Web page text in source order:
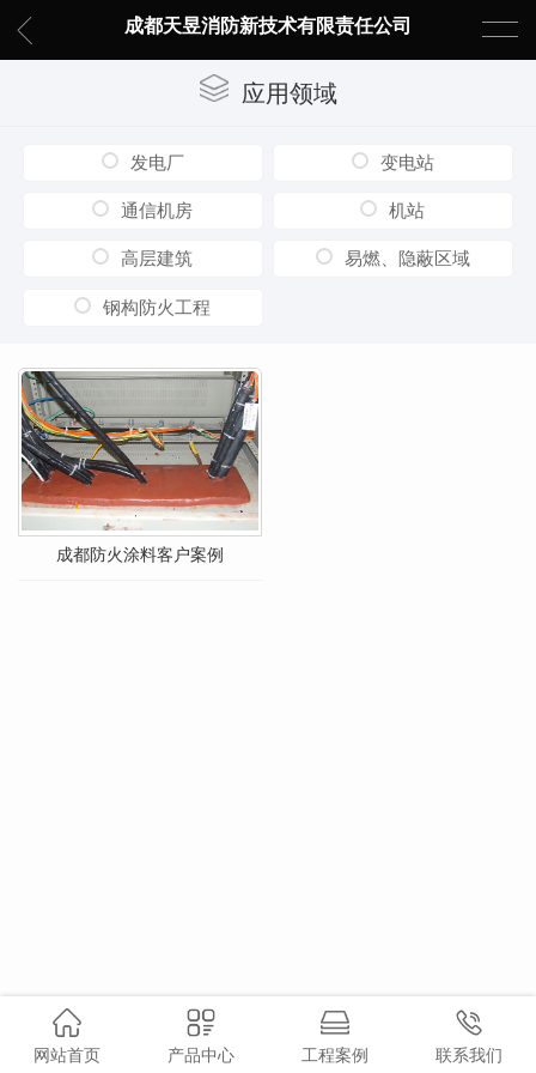
成都天昱消防新技术有限责任公司
应用领域
发电厂 变电站
通信机房 机站
高层建筑 易燃、隐蔽区域
钢构防火工程
成都防火涂料客户案例
网站首页 产品中心 工程案例 联系我们